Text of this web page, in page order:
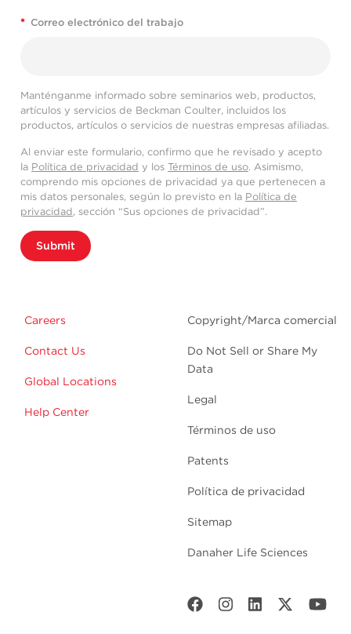
* Correo electrónico del trabajo
Manténganme informado sobre seminarios web, productos,
artículos y servicios de Beckman Coulter, incluidos los
productos, artículos o servicios de nuestras empresas afiliadas.
Al enviar este formulario, confirmo que he revisado y acepto
la Política de privacidad y los Términos de uso. Asimismo,
comprendo mis opciones de privacidad ya que pertenecen a
mis datos personales, según lo previsto en la Política de
privacidad, sección “Sus opciones de privacidad”.
Submit
Careers
Contact Us
Global Locations
Help Center
Copyright/Marca comercial
Do Not Sell or Share My
Data
Legal
Términos de uso
Patents
Política de privacidad
Sitemap
Danaher Life Sciences